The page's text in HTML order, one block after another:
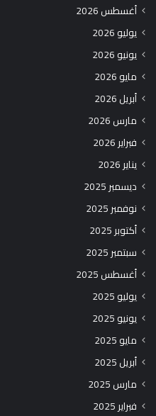
أغسطس 2026
يوليو 2026
يونيو 2026
مايو 2026
أبريل 2026
مارس 2026
فبراير 2026
يناير 2026
ديسمبر 2025
نوفمبر 2025
أكتوبر 2025
سبتمبر 2025
أغسطس 2025
يوليو 2025
يونيو 2025
مايو 2025
أبريل 2025
مارس 2025
فبراير 2025